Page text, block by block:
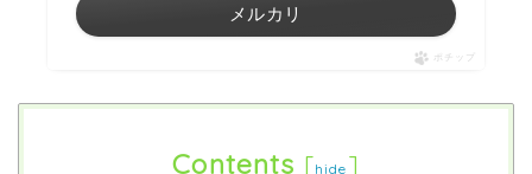
メルカリ
ポチップ
Contents [hide ]